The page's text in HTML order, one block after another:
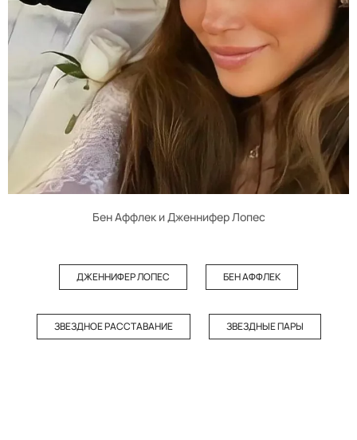
Бен Аффлек и Дженнифер Лопес
ДЖЕННИФЕР ЛОПЕС БЕН АФФЛЕК
ЗВЕЗДНОЕ РАССТАВАНИЕ ЗВЕЗДНЫЕ ПАРЫ